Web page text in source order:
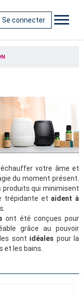
Se connecter
votre âme et
du moment présent.
produits qui minimisent
trépidante et aident à
ont été conçues pour
grâce au pouvoir
sont idéales pour la
et les bains.